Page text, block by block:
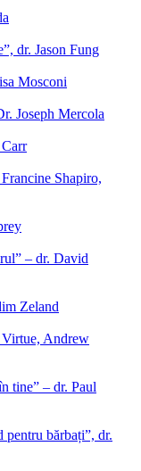
dr. Jason Fung
Mosconi
Joseph Mercola
Shapiro,
– dr. David
Zeland
Virtue, Andrew
tine” – dr. Paul
pentru bărbați”, dr.